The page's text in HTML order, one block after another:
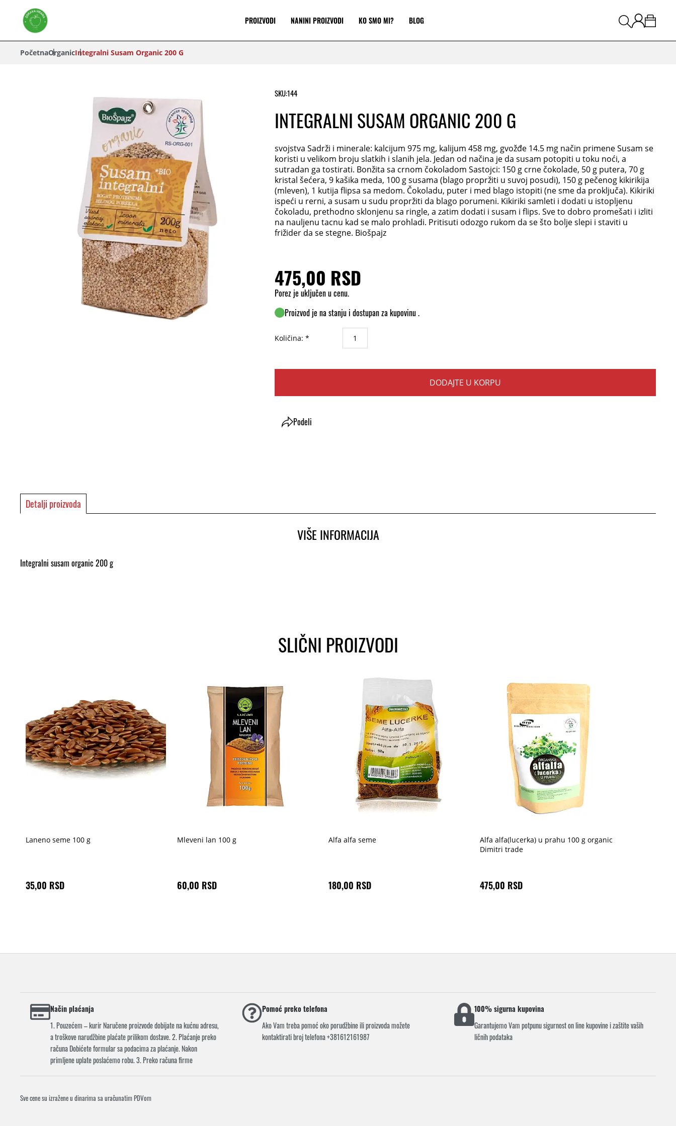
PROIZVODI NANINI PROIZVODI KO SMO MI? BLOG
PočetnaOrganicIntegralni Susam Organic 200 G
SKU:144
INTEGRALNI SUSAM ORGANIC 200 G
svojstva Sadrži i minerale: kalcijum 975 mg, kalijum 458 mg, gvožđe 14.5 mg način primene Susam se
koristi u velikom broju slatkih i slanih jela. Jedan od načina je da susam potopiti u toku noći, a
sutradan ga tostirati. Bonžita sa crnom čokoladom Sastojci: 150 g crne čokolade, 50 g putera, 70 g
kristal šećera, 9 kašika meda, 100 g susama (blago propržiti u suvoj posudi), 150 g pečenog kikirikija
(mleven), 1 kutija flipsa sa medom. Čokoladu, puter i med blago istopiti (ne sme da proključa). Kikiriki
ispeći u rerni, a susam u sudu propržiti da blago porumeni. Kikiriki samleti i dodati u istopljenu
čokoladu, prethodno sklonjenu sa ringle, a zatim dodati i susam i flips. Sve to dobro promešati i izliti
na nauljenu tacnu kad se malo prohladi. Pritisuti odozgo rukom da se što bolje slepi i staviti u
frižider da se stegne. Biošpajz
475,00 RSD
Porez je uključen u cenu.
Proizvod je na stanju i dostupan za kupovinu .
Količina: *
DODAJTE U KORPU
Podeli
Detalji proizvoda
VIŠE INFORMACIJA
Integralni susam organic 200 g
SLIČNI PROIZVODI
Laneno seme 100 g
35,00 RSD
Mleveni lan 100 g
60,00 RSD
Alfa alfa seme
180,00 RSD
Alfa alfa(lucerka) u prahu 100 g organic
Dimitri trade
475,00 RSD
Način plaćanja
1. Pouzećem – kurir Naručene proizvode dobijate na kućnu adresu,
a troškove narudžbine plaćate prilikom dostave. 2. Plaćanje preko
računa Dobićete formular sa podacima za plaćanje. Nakon
primljene uplate poslaćemo robu. 3. Preko računa firme
Pomoć preko telefona
Ako Vam treba pomoć oko porudžbine ili proizvoda možete
kontaktirati broj telefona +381612161987
100% sigurna kupovina
Garantujemo Vam potpunu sigurnost on line kupovine i zaštite vaših
ličnih podataka
Sve cene su izražene u dinarima sa uračunatim PDVom